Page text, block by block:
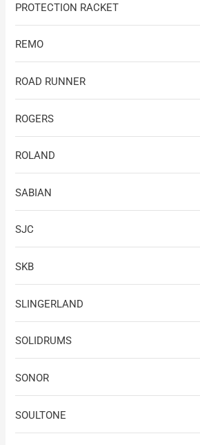
PROTECTION RACKET
REMO
ROAD RUNNER
ROGERS
ROLAND
SABIAN
SJC
SKB
SLINGERLAND
SOLIDRUMS
SONOR
SOULTONE